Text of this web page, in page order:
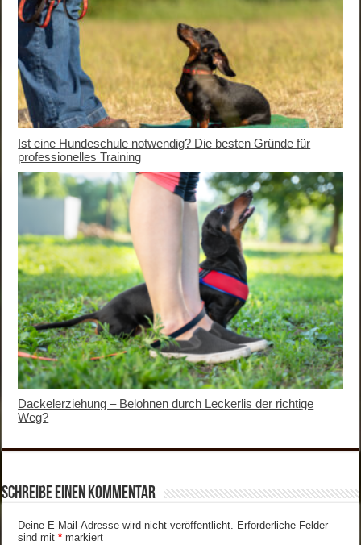
Ist eine Hundeschule notwendig? Die besten Gründe für
professionelles Training
Dackelerziehung – Belohnen durch Leckerlis der richtige
Weg?
Schreibe einen Kommentar
Deine E-Mail-Adresse wird nicht veröffentlicht. Erforderliche Felder
sind mit* markiert